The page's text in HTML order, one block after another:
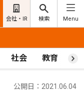
会社・IR 検索 Menu
社会 教育 ス
公開日：2021.06.04